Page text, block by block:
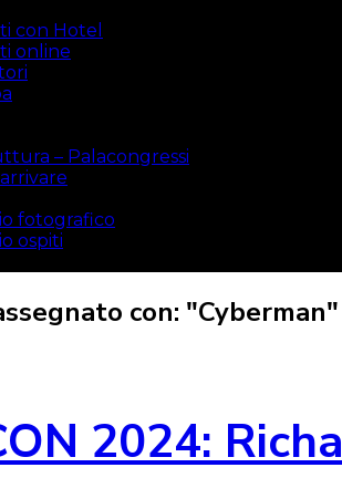
con Hotel
online
– Palacongressi
fotografico
ospiti
con: "Cyberman"
2024: